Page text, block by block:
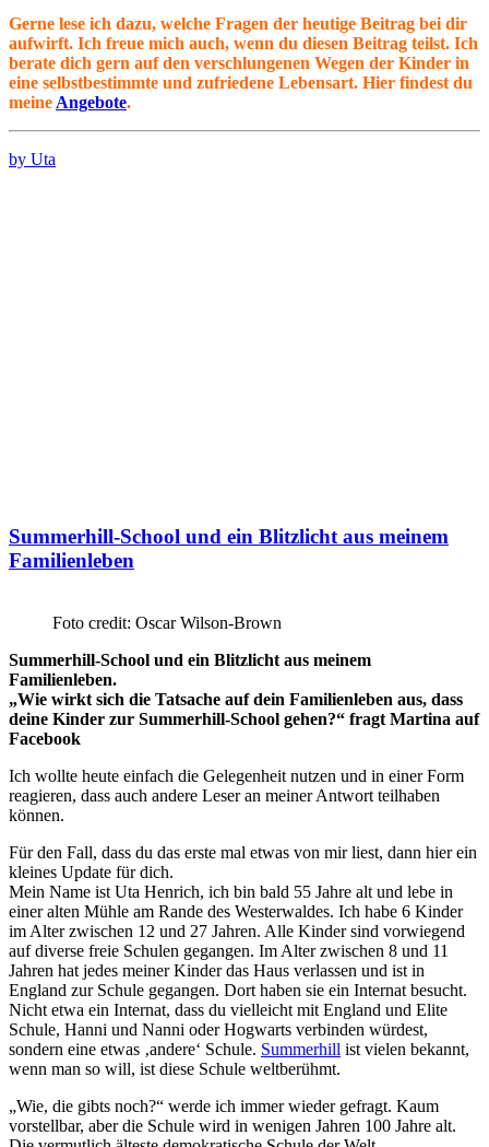
Gerne lese ich dazu, welche Fragen der heutige Beitrag bei dir
aufwirft. Ich freue mich auch, wenn du diesen Beitrag teilst. Ich
berate dich gern auf den verschlungenen Wegen der Kinder in
eine selbstbestimmte und zufriedene Lebensart. Hier findest du
meine Angebote.
by Uta
Summerhill-School und ein Blitzlicht aus meinem
Familienleben
Foto credit: Oscar Wilson-Brown
Summerhill-School und ein Blitzlicht aus meinem
Familienleben.
„Wie wirkt sich die Tatsache auf dein Familienleben aus, dass
deine Kinder zur Summerhill-School gehen?“ fragt Martina auf
Facebook
Ich wollte heute einfach die Gelegenheit nutzen und in einer Form
reagieren, dass auch andere Leser an meiner Antwort teilhaben
können.
Für den Fall, dass du das erste mal etwas von mir liest, dann hier ein
kleines Update für dich.
Mein Name ist Uta Henrich, ich bin bald 55 Jahre alt und lebe in
einer alten Mühle am Rande des Westerwaldes. Ich habe 6 Kinder
im Alter zwischen 12 und 27 Jahren. Alle Kinder sind vorwiegend
auf diverse freie Schulen gegangen. Im Alter zwischen 8 und 11
Jahren hat jedes meiner Kinder das Haus verlassen und ist in
England zur Schule gegangen. Dort haben sie ein Internat besucht.
Nicht etwa ein Internat, dass du vielleicht mit England und Elite
Schule, Hanni und Nanni oder Hogwarts verbinden würdest,
sondern eine etwas ‚andere‘ Schule. Summerhill ist vielen bekannt,
wenn man so will, ist diese Schule weltberühmt.
„Wie, die gibts noch?“ werde ich immer wieder gefragt. Kaum
vorstellbar, aber die Schule wird in wenigen Jahren 100 Jahre alt.